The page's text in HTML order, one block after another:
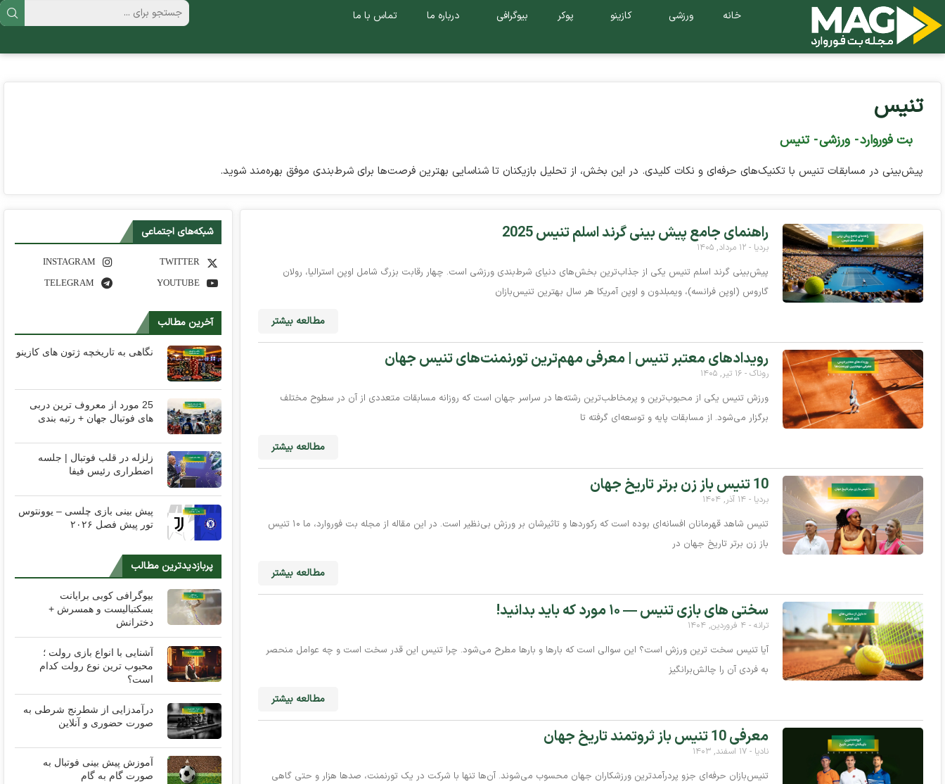
خانه ورزشی کازینو پوکر بیوگرافی درباره ما تماس با ما
تنیس
بت فوروارد- ورزشی- تنیس
پیش‌بینی در مسابقات تنیس با تکنیک‌های حرفه‌ای و نکات کلیدی. در این بخش، از تحلیل بازیکنان تا شناسایی بهترین فرصت‌ها برای شرط‌بندی موفق بهره‌مند شوید.
راهنمای جامع پیش بینی گرند اسلم تنیس 2025
بردیا
پیش‌بینی گرند اسلم تنیس یکی از جذاب‌‌ترین بخش‌‌های دنیای شرط‌بندی ورزشی است. چهار رقابت بزرگ شامل اوپن استرالیا، رولان
گاروس (اوپن فرانسه)، ویمبلدون و اوپن آمریکا هر سال بهترین تنیس‌بازان
مطالعه بیشتر
رویدادهای معتبر تنیس | معرفی مهم‌ترین تورنمنت‌های تنیس جهان
روناک
ورزش تنیس یکی از محبوب‌ترین و پرمخاطب‌ترین رشته‌ها در سراسر جهان است که روزانه مسابقات متعددی از آن در سطوح مختلف
برگزار می‌شود. از مسابقات پایه و توسعه‌ای گرفته تا
مطالعه بیشتر
10 تنیس باز زن برتر تاریخ جهان
بردیا
تنیس شاهد قهرمانان افسانه‌ای بوده است که رکوردها و تاثیرشان بر ورزش بی‌نظیر است. در این مقاله از مجله بت فوروارد، ما ۱۰ تنیس
باز زن برتر تاریخ جهان در
مطالعه بیشتر
سختی های بازی تنیس — ۱۰ مورد که باید بدانید!
ترانه
آیا تنیس سخت‌ ترین ورزش است؟ این سوالی است که بارها و بارها مطرح می‌شود. چرا تنیس این‌ قدر سخت است و چه عوامل منحصر
به فردی آن را چالش‌برانگیز
مطالعه بیشتر
معرفی 10 تنیس باز ثروتمند تاریخ جهان
نادیا
تنیس‌بازان حرفه‌ای جزو پردرآمدترین ورزشکاران جهان محسوب می‌شوند. آن‌ها تنها با شرکت در یک تورنمنت، صدها هزار و حتی گاهی
شبکه‌های اجتماعی
TWITTER
INSTAGRAM
YOUTUBE
TELEGRAM
آخرین مطالب
نگاهی به تاریخچه ژتون های کازینو
25 مورد از معروف ترین دربی
های فوتبال جهان + رتبه بندی
زلزله در قلب فوتبال | جلسه
اضطراری رئیس فیفا
پیش بینی بازی چلسی – یوونتوس
تور پیش فصل ۲۰۲۶
پربازدیدترین مطالب
بیوگرافی کوبی برایانت
بسکتبالیست و همسرش +
دخترانش
آشنایی با انواع بازی رولت ؛
محبوب ترین نوع رولت کدام
است؟
درآمدزایی از شطرنج شرطی به
صورت حضوری و آنلاین
آموزش پیش بینی فوتبال به
صورت گام به گام